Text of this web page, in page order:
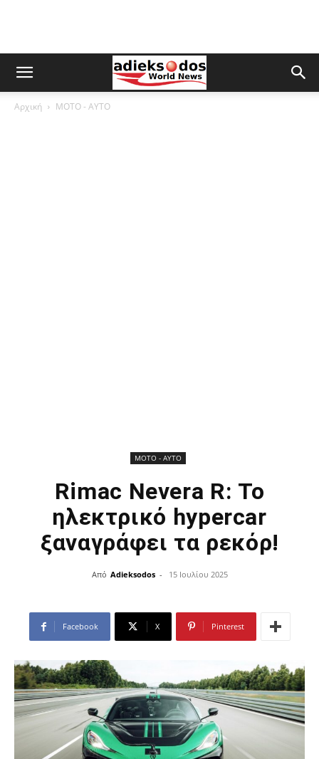
Αρχική ΜOTO - AYTO
ΜOTO - AYTO
Rimac Nevera R: Το
ηλεκτρικό hypercar
ξαναγράφει τα ρεκόρ!
Από Adieksodos - 15 Ιουλίου 2025
Facebook X Pinterest